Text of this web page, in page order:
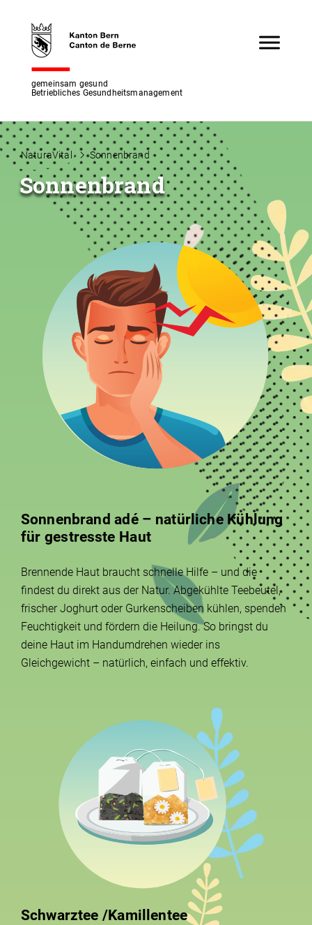
gemeinsam gesund
Betriebliches Gesundheitsmanagement
NaturaVital Sonnenbrand
Sonnenbrand
Sonnenbrand adé – natürliche Kühlung
für gestresste Haut
Brennende Haut braucht schnelle Hilfe – und die
findest du direkt aus der Natur. Abgekühlte Teebeutel,
frischer Joghurt oder Gurkenscheiben kühlen, spenden
Feuchtigkeit und fördern die Heilung. So bringst du
deine Haut im Handumdrehen wieder ins
Gleichgewicht – natürlich, einfach und effektiv.
Schwarztee /Kamillentee